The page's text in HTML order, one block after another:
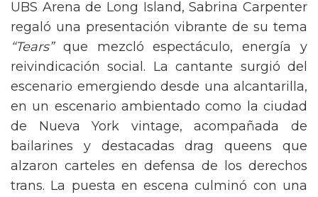
UBS Arena de Long Island, Sabrina Carpenter
regaló una presentación vibrante de su tema
“Tears”que mezcló espectáculo, energía y
reivindicación social. La cantante surgió del
escenario emergiendo desde una alcantarilla,
en un escenario ambientado como la ciudad
de Nueva York vintage, acompañada de
bailarines y destacadas drag queens que
alzaron carteles en defensa de los derechos
trans. La puesta en escena culminó con una